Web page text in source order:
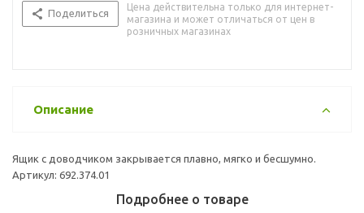
Поделиться
Цена действительна только для интернет-
магазина и может отличаться от цен в
розничных магазинах
Описание
Ящик с доводчиком закрывается плавно, мягко и бесшумно.
Артикул: 692.374.01
Подробнее о товаре